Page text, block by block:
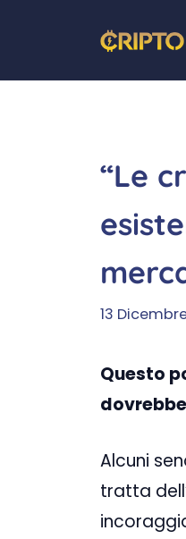
contenuto
“Le
13
Questo
Alcuni
tratta